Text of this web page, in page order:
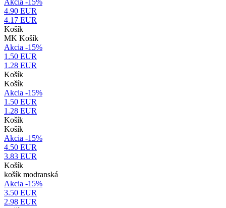
Akcia -15%
4.90 EUR
4.17 EUR
Košík
MK Košík
Akcia -15%
1.50 EUR
1.28 EUR
Košík
Košík
Akcia -15%
1.50 EUR
1.28 EUR
Košík
Košík
Akcia -15%
4.50 EUR
3.83 EUR
Košík
košík modranská
Akcia -15%
3.50 EUR
2.98 EUR